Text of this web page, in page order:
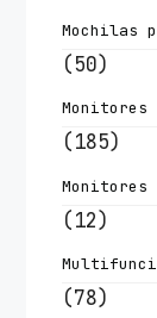
Mochilas
(50)
Monitores
(185)
Monitores
(12)
(78)